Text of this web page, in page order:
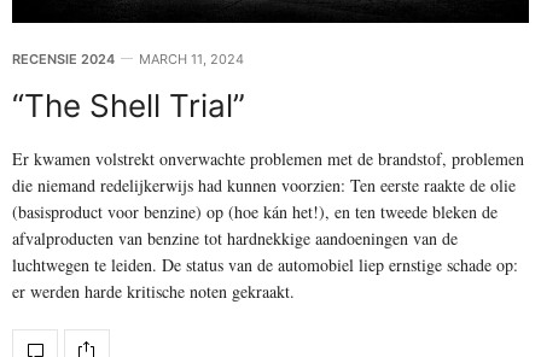
RECENSIE 2024 MARCH 11, 2024
“The Shell Trial”
Er kwamen volstrekt onverwachte problemen met de brandstof, problemen
die niemand redelijkerwijs had kunnen voorzien: Ten eerste raakte de olie
(basisproduct voor benzine) op (hoe kán het!), en ten tweede bleken de
afvalproducten van benzine tot hardnekkige aandoeningen van de
luchtwegen te leiden. De status van de automobiel liep ernstige schade op:
er werden harde kritische noten gekraakt.